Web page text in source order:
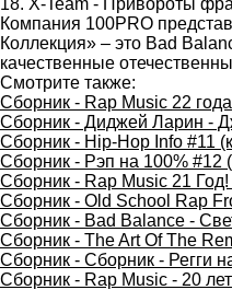
18. X-Team - Привороты
Компания 100PRO
Коллекция» – это Bad
качественные
Смотрите также:
Сборник - Rap Music 22
Сборник - Диджей Ларин -
Сборник - Hip-Hop Info #11
Сборник - Рэп на 100% #12
Сборник - Rap Music 21
Сборник - Old School Rap
Сборник - Bad Balance -
Сборник - The Art Of The
Сборник - Сборник - Регги
Сборник - Rap Music - 20